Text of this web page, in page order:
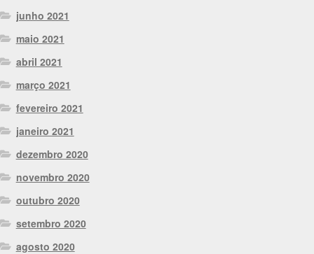
junho 2021
maio 2021
abril 2021
março 2021
fevereiro 2021
janeiro 2021
dezembro 2020
novembro 2020
outubro 2020
setembro 2020
agosto 2020